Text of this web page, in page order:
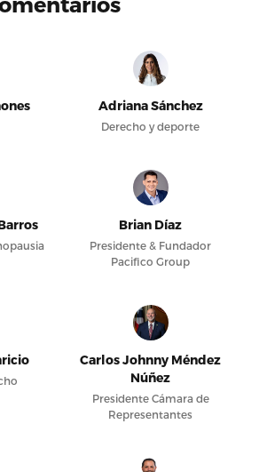
Adriana Sánchez
Derecho y deporte
Brian Díaz
Presidente & Fundador
Pacifico Group
Carlos Johnny Méndez
Núñez
Presidente Cámara de
Representantes